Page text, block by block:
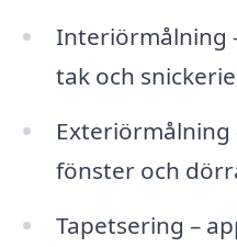
Interiörmålning
tak och
Exteriörmålning
fönster och
Tapetsering –